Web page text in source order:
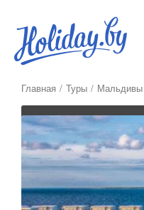
Главная Туры Мальдивы